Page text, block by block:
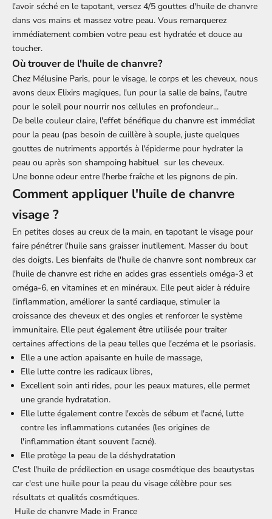
l'avoir séché en le tapotant, versez 4/5 gouttes d'huile de chanvre
dans vos mains et massez votre peau. Vous remarquerez
immédiatement combien votre peau est hydratée et douce au
toucher.
Où trouver de l'huile de chanvre?
Chez Mélusine Paris, pour le visage, le corps et les cheveux, nous
avons deux Elixirs magiques, l'un pour la salle de bains, l'autre
pour le soleil pour nourrir nos cellules en profondeur...
De belle couleur claire, l'effet bénéfique du chanvre est immédiat
pour la peau (pas besoin de cuillère à souple, juste quelques
gouttes de nutriments apportés à l'épiderme pour hydrater la
peau ou après son shampoing habituel sur les cheveux.
Une bonne odeur entre l'herbe fraîche et les pignons de pin.
Comment appliquer l'huile de chanvre
visage ?
En petites doses au creux de la main, en tapotant le visage pour
faire pénétrer l'huile sans graisser inutilement. Masser du bout
des doigts. Les bienfaits de l'huile de chanvre sont nombreux car
l'huile de chanvre est riche en acides gras essentiels oméga-3 et
oméga-6, en vitamines et en minéraux. Elle peut aider à réduire
l'inflammation, améliorer la santé cardiaque, stimuler la
croissance des cheveux et des ongles et renforcer le système
immunitaire. Elle peut également être utilisée pour traiter
certaines affections de la peau telles que l'eczéma et le psoriasis.
Elle a une action apaisante en huile de massage,
Elle lutte contre les radicaux libres,
Excellent soin anti rides, pour les peaux matures, elle permet
une grande hydratation.
Elle lutte également contre l'excès de sébum et l'acné, lutte
contre les inflammations cutanées (les origines de
l'inflammation étant souvent l'acné).
Elle protège la peau de la déshydratation
C'est l'huile de prédilection en usage cosmétique des beautystas
car c'est une huile pour la peau du visage célèbre pour ses
résultats et qualités cosmétiques.
Huile de chanvre Made in France